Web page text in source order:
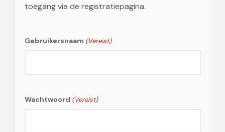
toegang via de registratiepagina.
Gebruikersnaam (Vereist)
Wachtwoord (Vereist)